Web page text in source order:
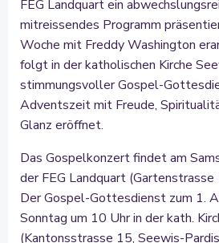
FEG Landquart ein
mitreissendes Programm
Woche mit Freddy Washington
folgt in der katholischen Kirche
stimmungsvoller Gospel-
Adventszeit mit Freude,
Glanz eröffnet.
Das Gospelkonzert findet am
der FEG Landquart
Der Gospel-Gottesdienst zum 1.
Sonntag um 10 Uhr in der kath.
(Kantonsstrasse 15, Seewis-